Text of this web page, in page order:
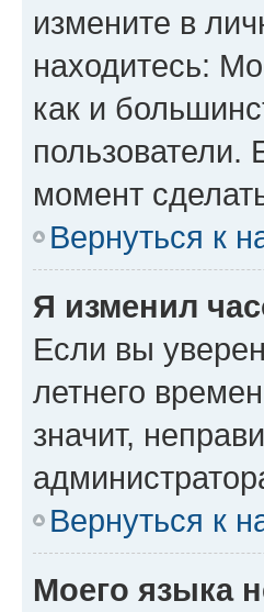
измените в
находитесь:
как и
пользователи.
момент
Вернуться к
Я изменил
Если вы
летнего
значит,
Вернуться к
Моего языка